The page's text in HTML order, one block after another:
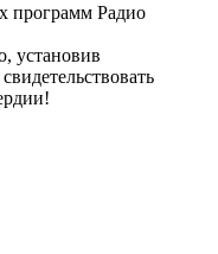
программ Радио
установив